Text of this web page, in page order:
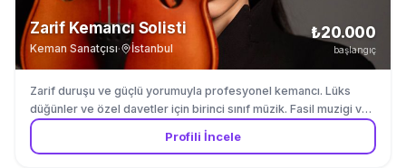
Zarif Kemancı Solisti
Keman Sanatçısı· İstanbul
₺20.000
başlangıç
Zarif duruşu ve güçlü yorumuyla profesyonel kemancı. Lüks
düğünler ve özel davetler için birinci sınıf müzik. Fasil muzigi ve
Turk muzigi repertuvarinda uzmandir.
Profili İncele